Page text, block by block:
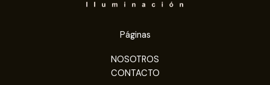
Páginas
NOSOTROS
CONTACTO